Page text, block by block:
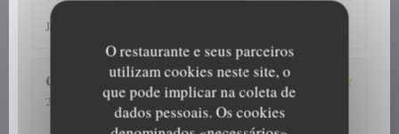
O restaurante e seus parceiros
utilizam cookies neste site, o
que pode implicar na coleta de
dados pessoais. Os cookies
Je n'ai pas apprécié mon plat
Chantal
2026-08-06 - 12:15 - guests 4
ambience:3/5 menu :2/5 quality_price